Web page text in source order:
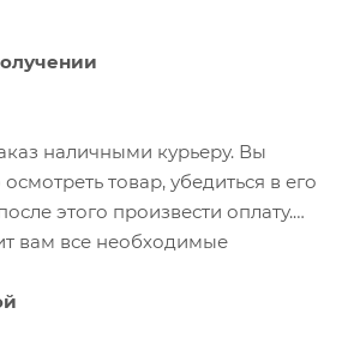
наличными курьеру. Вы
товар, убедиться в его
этого произвести оплату.
вам все необходимые